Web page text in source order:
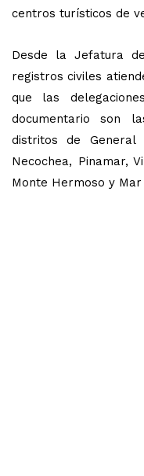
centros turísticos de
Desde la Jefatura
registros civiles
que las
documentario son
distritos de General
Necochea, Pinamar,
Monte Hermoso y Mar